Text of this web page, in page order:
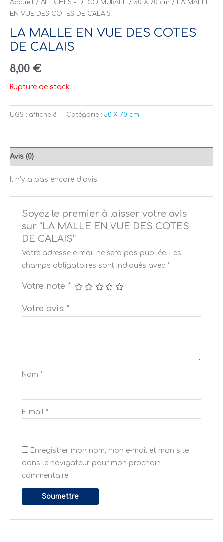
Accueil / AFFICHES - DÉCO MURALE / 50 X 70 cm / LA MALLE
EN VUE DES COTES DE CALAIS
LA MALLE EN VUE DES COTES
DE CALAIS
8,00 €
Rupture de stock
UGS : affiche 8 Catégorie : 50 X 70 cm
Avis (0)
Il n’y a pas encore d’avis.
Soyez le premier à laisser votre avis
sur “LA MALLE EN VUE DES COTES
DE CALAIS”
Votre adresse e-mail ne sera pas publiée. Les
champs obligatoires sont indiqués avec *
Votre note *
Votre avis *
Nom *
E-mail *
Enregistrer mon nom, mon e-mail et mon site
dans le navigateur pour mon prochain
commentaire.